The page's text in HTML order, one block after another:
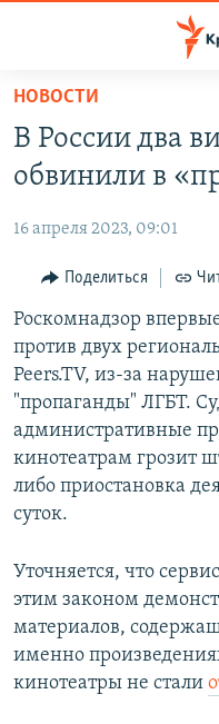
Вернуться
основному
содержанию
навигации
Вернутся
поиску
СПЕЦПРОЕКТЫ
КАРТА ВОЕННЫХ
11 ЛЕТ ОККУПАЦИИ
ИСТОРИЯ
ЕЩЕ
ИНТЕРАКТИВ
ИНФОГРАФИКА
ТЕЛЕПРОЕКТ
СОВЕТЫ
ПРОПАВШИЕ БЕЗ ВЕСТИ
ПОБЕДИТЕЛЕЙ НЕ СУДЯТ?
ELIFBE
УКРАИНСКАЯ ПРОБЛЕМА
РАДІО СВОБОДА
КАК ОБОЙТИ
Українською
Qırımtatar
ПРИСОЕДИНЯЙТЕСЬ!
Все сайты RFE/RL
НОВОСТИ
В России два
обвинили в
16 апреля 2023, 09:01
Поделиться
Роскомнадзор
против двух
Peers.TV, из-за
"пропаганды" ЛГБТ.
административные
кинотеатрам грозит
либо приостановка
суток.
Уточняется, что
этим законом
материалов,
именно
кинотеатры не стали